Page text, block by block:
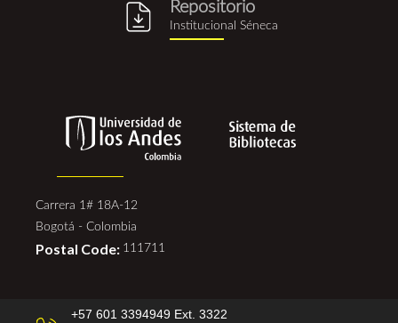
Repositorio
Institucional Séneca
Carrera 1# 18A-12
Bogotá - Colombia
Postal Code: 111711
+57 601 3394949 Ext. 3322